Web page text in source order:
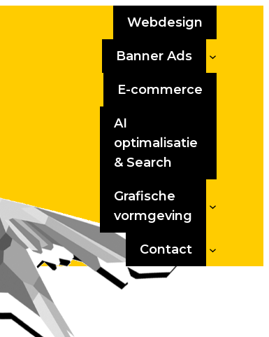
Webdesign
Banner Ads
E-commerce
AI
optimalisatie
& Search
Grafische
vormgeving
Contact